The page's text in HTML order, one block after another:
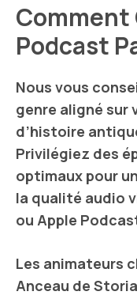
Comment
Podcast
Nous vous
genre aligné sur
d’histoire
Privilégiez des
optimaux pour
la qualité audio
ou Apple
Les animateurs
Anceau de